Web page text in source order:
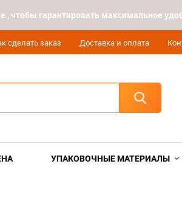
, чтобы гарантировать максимальное
сделать заказ Доставка и оплата
УПАКОВОЧНЫЕ МАТЕРИАЛЫ